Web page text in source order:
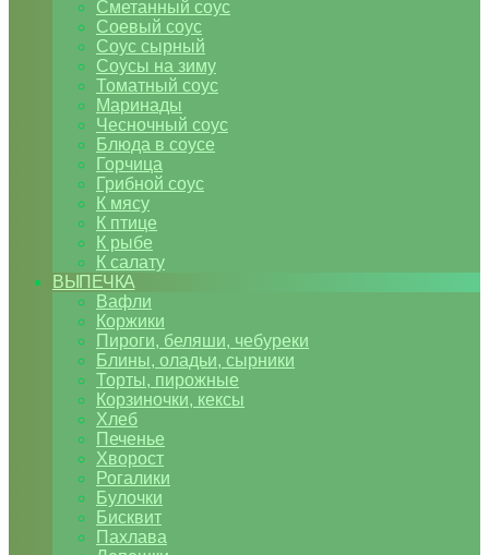
Сметанный соус
Соевый соус
Соус сырный
Соусы на зиму
Томатный соус
Маринады
Чесночный соус
Блюда в соусе
Горчица
Грибной соус
К мясу
К птице
К рыбе
К салату
ВЫПЕЧКА
Вафли
Коржики
Пироги, беляши, чебуреки
Блины, оладьи, сырники
Торты, пирожные
Корзиночки, кексы
Хлеб
Печенье
Хворост
Рогалики
Булочки
Бисквит
Пахлава